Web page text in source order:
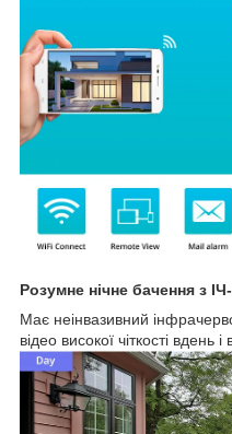
Розумне нічне бачення з
Має неінвазивний
відео високої чіткості вдень і